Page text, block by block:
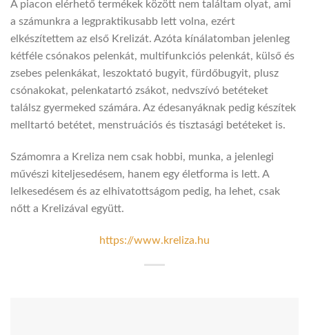
A piacon elérhető termékek között nem találtam olyat, ami
a számunkra a legpraktikusabb lett volna, ezért
elkészítettem az első Krelizát. Azóta kínálatomban jelenleg
kétféle csónakos pelenkát, multifunkciós pelenkát, külső és
zsebes pelenkákat, leszoktató bugyit, fürdőbugyit, plusz
csónakokat, pelenkatartó zsákot, nedvszívó betéteket
találsz gyermeked számára. Az édesanyáknak pedig készítek
melltartó betétet, menstruációs és tisztasági betéteket is.
Számomra a Kreliza nem csak hobbi, munka, a jelenlegi
művészi kiteljesedésem, hanem egy életforma is lett. A
lelkesedésem és az elhivatottságom pedig, ha lehet, csak
nőtt a Krelizával együtt.
https://www.kreliza.hu